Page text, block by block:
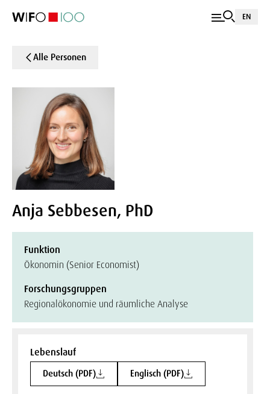
EN
Alle Personen
Anja Sebbesen, PhD
Funktion
Ökonomin (Senior Economist)
Forschungsgruppen
Regionalökonomie und räumliche Analyse
Lebenslauf
Deutsch (PDF) Englisch (PDF)